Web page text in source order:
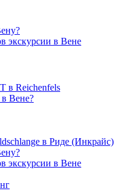
экскурсии в Вене
в Reichenfels
Вене?
в Риде (Инкрайс)
экскурсии в Вене